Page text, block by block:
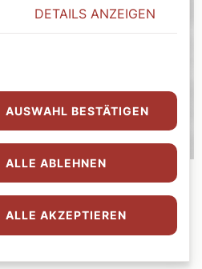
DETAILS ANZEIGEN
AUSWAHL BESTÄTIGEN
ALLE ABLEHNEN
ALLE AKZEPTIEREN